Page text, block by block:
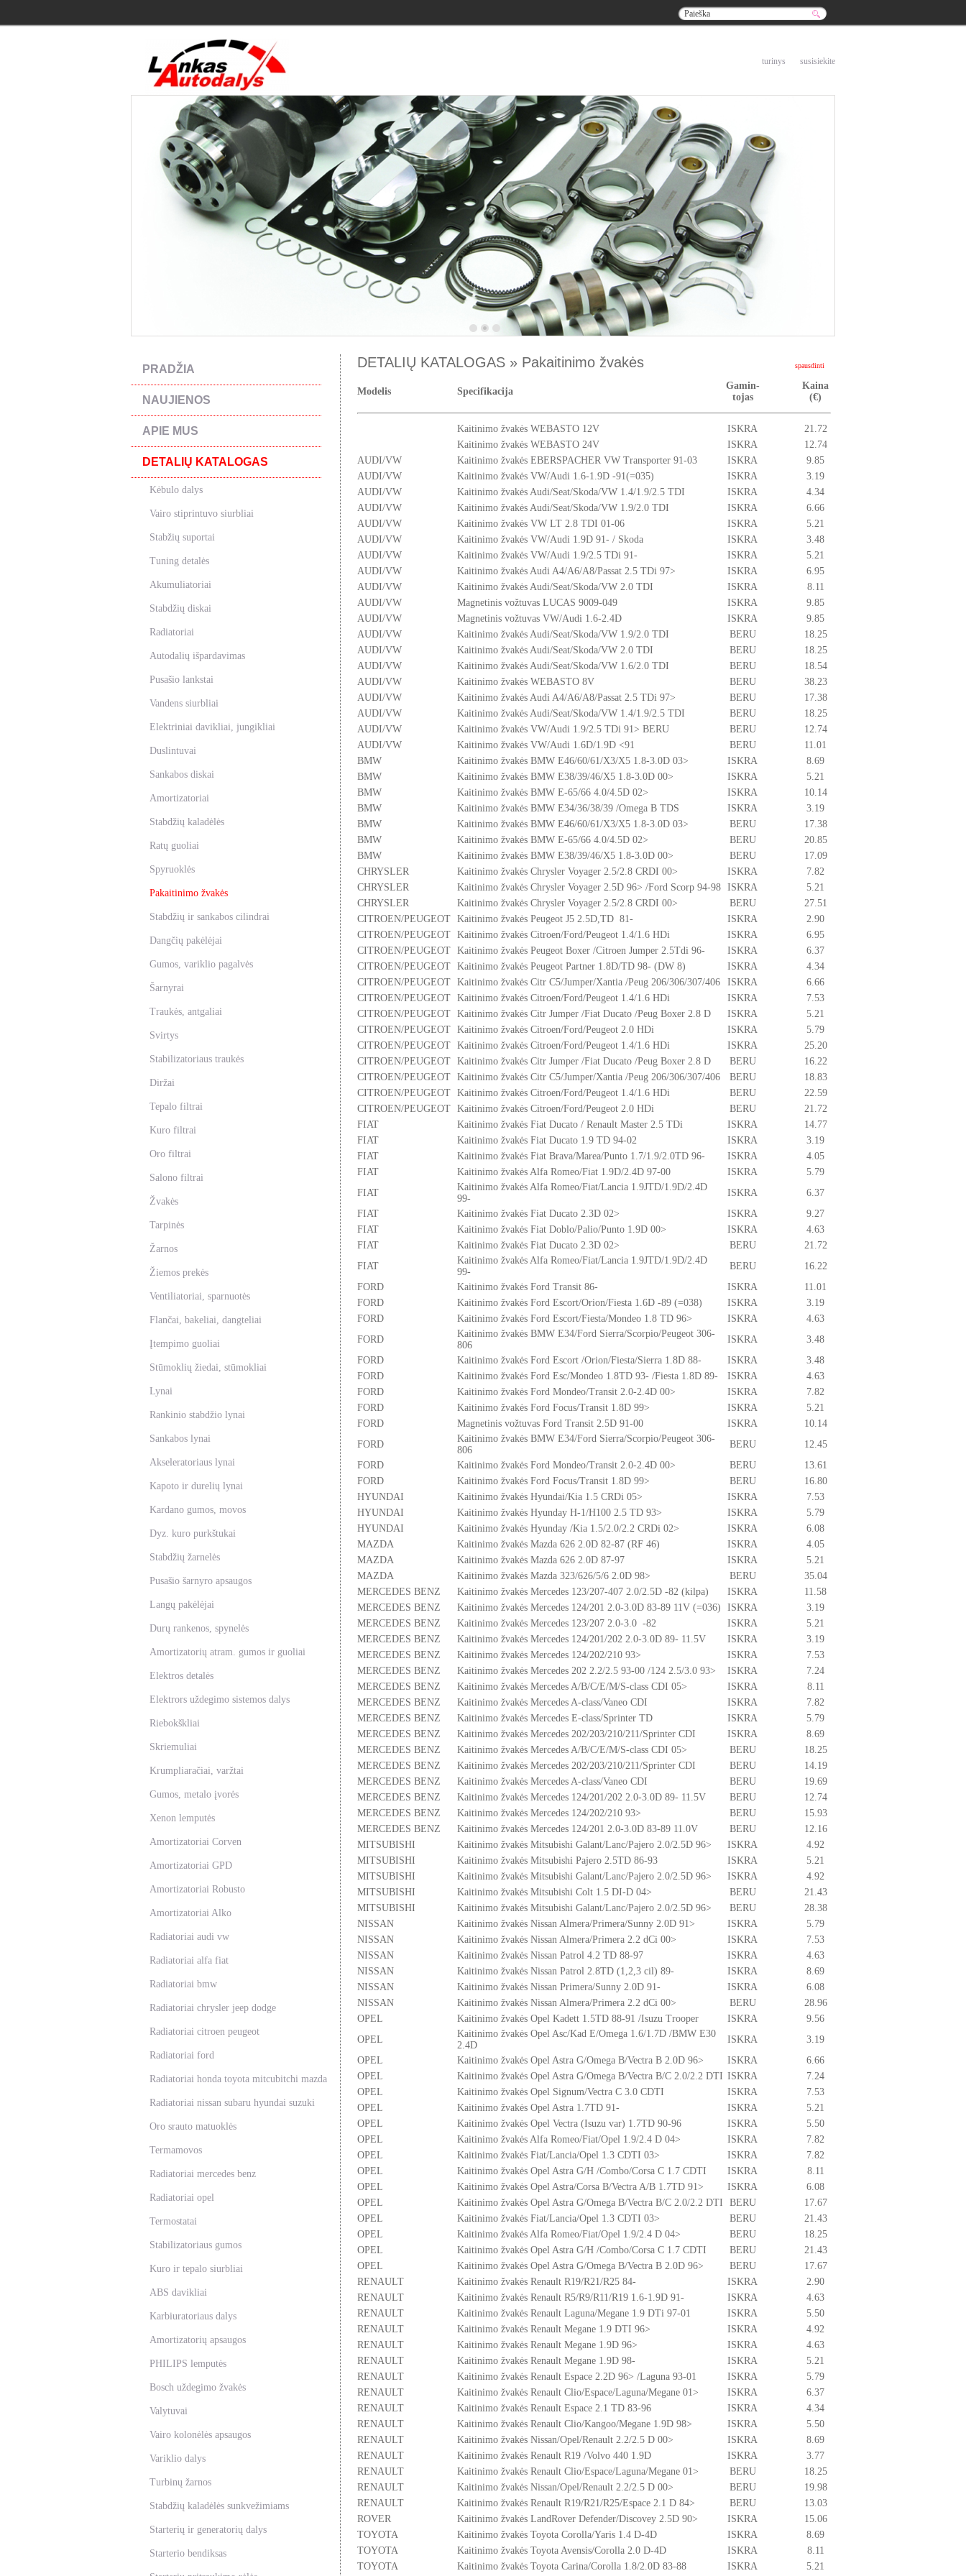
susisiekite
turinys
PRADŽIA
NAUJIENOS
APIE MUS
DETALIŲ KATALOGAS
Kėbulo dalys
Vairo stiprintuvo siurbliai
Stabžių suportai
Tuning detalės
Akumuliatoriai
Stabdžių diskai
Radiatoriai
Autodalių išpardavimas
Pusašio lankstai
Vandens siurbliai
Elektriniai davikliai, jungikliai
Duslintuvai
Sankabos diskai
Amortizatoriai
Stabdžių kaladėlės
Ratų guoliai
Spyruoklės
Pakaitinimo žvakės
Stabdžių ir sankabos cilindrai
Dangčių pakėlėjai
Gumos, variklio pagalvės
Šarnyrai
Traukės, antgaliai
Svirtys
Stabilizatoriaus traukės
Diržai
Tepalo filtrai
Kuro filtrai
Oro filtrai
Salono filtrai
Žvakės
Tarpinės
Žarnos
Žiemos prekės
Ventiliatoriai, sparnuotės
Flančai, bakeliai, dangteliai
Įtempimo guoliai
Stūmoklių žiedai, stūmokliai
Lynai
Rankinio stabdžio lynai
Sankabos lynai
Akseleratoriaus lynai
Kapoto ir durelių lynai
Kardano gumos, movos
Dyz. kuro purkštukai
Stabdžių žarnelės
Pusašio šarnyro apsaugos
Langų pakėlėjai
Durų rankenos, spynelės
Amortizatorių atram. gumos ir guoliai
Elektros detalės
Elektrors uždegimo sistemos dalys
Riebokškliai
Skriemuliai
Krumpliaračiai, varžtai
Gumos, metalo įvorės
Xenon lemputės
Amortizatoriai Corven
Amortizatoriai GPD
Amortizatoriai Robusto
Amortizatoriai Alko
Radiatoriai audi vw
Radiatoriai alfa fiat
Radiatoriai bmw
Radiatoriai chrysler jeep dodge
Radiatoriai citroen peugeot
Radiatoriai ford
Radiatoriai honda toyota mitcubitchi mazda
Radiatoriai nissan subaru hyundai suzuki
Oro srauto matuoklės
Termamovos
Radiatoriai mercedes benz
Radiatoriai opel
Termostatai
Stabilizatoriaus gumos
Kuro ir tepalo siurbliai
ABS davikliai
Karbiuratoriaus dalys
Amortizatorių apsaugos
PHILIPS lemputės
Bosch uždegimo žvakės
Valytuvai
Vairo kolonėlės apsaugos
Variklio dalys
Turbinų žarnos
Stabdžių kaladėlės sunkvežimiams
Starterių ir generatorių dalys
Starterio bendiksas
DETALIŲ KATALOGAS » Pakaitinimo žvakės spausdinti
Modelis Specifikacija
Gamin-
tojas
Kaina
(€)
Kaitinimo žvakės WEBASTO 12V ISKRA
21.72
Kaitinimo žvakės WEBASTO 24V
ISKRA
12.74
AUDI/VW
Kaitinimo žvakės EBERSPACHER VW Transporter 91-03 ISKRA
9.85
AUDI/VW
Kaitinimo žvakės VW/Audi 1.6-1.9D -91(=035) ISKRA
3.19
AUDI/VW
Kaitinimo žvakės Audi/Seat/Skoda/VW 1.4/1.9/2.5 TDI ISKRA
4.34
AUDI/VW
Kaitinimo žvakės Audi/Seat/Skoda/VW 1.9/2.0 TDI ISKRA
6.66
AUDI/VW
Kaitinimo žvakės VW LT 2.8 TDI 01-06 ISKRA
5.21
AUDI/VW
Kaitinimo žvakės VW/Audi 1.9D 91- / Skoda ISKRA
3.48
AUDI/VW
Kaitinimo žvakės VW/Audi 1.9/2.5 TDi 91- ISKRA
5.21
AUDI/VW
Kaitinimo žvakės Audi A4/A6/A8/Passat 2.5 TDi 97> ISKRA
6.95
AUDI/VW
Kaitinimo žvakės Audi/Seat/Skoda/VW 2.0 TDI ISKRA
8.11
AUDI/VW
Magnetinis vožtuvas LUCAS 9009-049 ISKRA
9.85
AUDI/VW
Magnetinis vožtuvas VW/Audi 1.6-2.4D ISKRA
9.85
AUDI/VW
Kaitinimo žvakės Audi/Seat/Skoda/VW 1.9/2.0 TDI BERU
18.25
AUDI/VW
Kaitinimo žvakės Audi/Seat/Skoda/VW 2.0 TDI BERU
18.25
AUDI/VW
Kaitinimo žvakės Audi/Seat/Skoda/VW 1.6/2.0 TDI BERU
18.54
AUDI/VW
Kaitinimo žvakės WEBASTO 8V BERU
38.23
AUDI/VW
Kaitinimo žvakės Audi A4/A6/A8/Passat 2.5 TDi 97> BERU
17.38
AUDI/VW
Kaitinimo žvakės Audi/Seat/Skoda/VW 1.4/1.9/2.5 TDI BERU
18.25
AUDI/VW
Kaitinimo žvakės VW/Audi 1.9/2.5 TDi 91> BERU BERU
12.74
AUDI/VW
Kaitinimo žvakės VW/Audi 1.6D/1.9D <91 BERU
11.01
BMW
Kaitinimo žvakės BMW E46/60/61/X3/X5 1.8-3.0D 03> ISKRA
8.69
BMW
Kaitinimo žvakės BMW E38/39/46/X5 1.8-3.0D 00> ISKRA
5.21
BMW
Kaitinimo žvakės BMW E-65/66 4.0/4.5D 02> ISKRA
10.14
BMW
Kaitinimo žvakės BMW E34/36/38/39 /Omega B TDS ISKRA
3.19
BMW
Kaitinimo žvakės BMW E46/60/61/X3/X5 1.8-3.0D 03> BERU
17.38
BMW
Kaitinimo žvakės BMW E-65/66 4.0/4.5D 02> BERU
20.85
BMW
Kaitinimo žvakės BMW E38/39/46/X5 1.8-3.0D 00> BERU
17.09
CHRYSLER
Kaitinimo žvakės Chrysler Voyager 2.5/2.8 CRDI 00> ISKRA
7.82
CHRYSLER
Kaitinimo žvakės Chrysler Voyager 2.5D 96> /Ford Scorp 94-98 ISKRA
5.21
CHRYSLER
Kaitinimo žvakės Chrysler Voyager 2.5/2.8 CRDI 00> BERU
27.51
CITROEN/PEUGEOT Kaitinimo žvakės Peugeot J5 2.5D,TD 81- ISKRA
2.90
CITROEN/PEUGEOT Kaitinimo žvakės Citroen/Ford/Peugeot 1.4/1.6 HDi ISKRA
6.95
CITROEN/PEUGEOT Kaitinimo žvakės Peugeot Boxer /Citroen Jumper 2.5Tdi 96- ISKRA
6.37
CITROEN/PEUGEOT Kaitinimo žvakės Peugeot Partner 1.8D/TD 98- (DW 8) ISKRA
4.34
CITROEN/PEUGEOT Kaitinimo žvakės Citr C5/Jumper/Xantia /Peug 206/306/307/406 ISKRA
6.66
CITROEN/PEUGEOT Kaitinimo žvakės Citroen/Ford/Peugeot 1.4/1.6 HDi ISKRA
7.53
CITROEN/PEUGEOT Kaitinimo žvakės Citr Jumper /Fiat Ducato /Peug Boxer 2.8 D ISKRA
5.21
CITROEN/PEUGEOT Kaitinimo žvakės Citroen/Ford/Peugeot 2.0 HDi ISKRA
5.79
CITROEN/PEUGEOT Kaitinimo žvakės Citroen/Ford/Peugeot 1.4/1.6 HDi ISKRA
25.20
CITROEN/PEUGEOT Kaitinimo žvakės Citr Jumper /Fiat Ducato /Peug Boxer 2.8 D BERU
16.22
CITROEN/PEUGEOT Kaitinimo žvakės Citr C5/Jumper/Xantia /Peug 206/306/307/406 BERU
18.83
CITROEN/PEUGEOT Kaitinimo žvakės Citroen/Ford/Peugeot 1.4/1.6 HDi BERU
22.59
CITROEN/PEUGEOT Kaitinimo žvakės Citroen/Ford/Peugeot 2.0 HDi BERU
21.72
FIAT
Kaitinimo žvakės Fiat Ducato / Renault Master 2.5 TDi ISKRA
14.77
FIAT
Kaitinimo žvakės Fiat Ducato 1.9 TD 94-02 ISKRA
3.19
FIAT
Kaitinimo žvakės Fiat Brava/Marea/Punto 1.7/1.9/2.0TD 96- ISKRA
4.05
FIAT
Kaitinimo žvakės Alfa Romeo/Fiat 1.9D/2.4D 97-00 ISKRA
5.79
FIAT
Kaitinimo žvakės Alfa Romeo/Fiat/Lancia 1.9JTD/1.9D/2.4D
99-
ISKRA
6.37
FIAT
Kaitinimo žvakės Fiat Ducato 2.3D 02> ISKRA
9.27
FIAT
Kaitinimo žvakės Fiat Doblo/Palio/Punto 1.9D 00> ISKRA
4.63
FIAT
Kaitinimo žvakės Fiat Ducato 2.3D 02> BERU
21.72
FIAT
Kaitinimo žvakės Alfa Romeo/Fiat/Lancia 1.9JTD/1.9D/2.4D
99-
BERU
16.22
FORD
Kaitinimo žvakės Ford Transit 86- ISKRA
11.01
FORD
Kaitinimo žvakės Ford Escort/Orion/Fiesta 1.6D -89 (=038) ISKRA
3.19
FORD
Kaitinimo žvakės Ford Escort/Fiesta/Mondeo 1.8 TD 96> ISKRA
4.63
FORD
Kaitinimo žvakės BMW E34/Ford Sierra/Scorpio/Peugeot 306-
806
ISKRA
3.48
FORD
Kaitinimo žvakės Ford Escort /Orion/Fiesta/Sierra 1.8D 88- ISKRA
3.48
FORD
Kaitinimo žvakės Ford Esc/Mondeo 1.8TD 93- /Fiesta 1.8D 89- ISKRA
4.63
FORD
Kaitinimo žvakės Ford Mondeo/Transit 2.0-2.4D 00> ISKRA
7.82
FORD
Kaitinimo žvakės Ford Focus/Transit 1.8D 99> ISKRA
5.21
FORD
Magnetinis vožtuvas Ford Transit 2.5D 91-00 ISKRA
10.14
FORD
Kaitinimo žvakės BMW E34/Ford Sierra/Scorpio/Peugeot 306-
806
BERU
12.45
FORD
Kaitinimo žvakės Ford Mondeo/Transit 2.0-2.4D 00> BERU
13.61
FORD
Kaitinimo žvakės Ford Focus/Transit 1.8D 99> BERU
16.80
HYUNDAI
Kaitinimo žvakės Hyundai/Kia 1.5 CRDi 05> ISKRA
7.53
HYUNDAI
Kaitinimo žvakės Hyunday H-1/H100 2.5 TD 93> ISKRA
5.79
HYUNDAI
Kaitinimo žvakės Hyunday /Kia 1.5/2.0/2.2 CRDi 02> ISKRA
6.08
MAZDA
Kaitinimo žvakės Mazda 626 2.0D 82-87 (RF 46) ISKRA
4.05
MAZDA
Kaitinimo žvakės Mazda 626 2.0D 87-97 ISKRA
5.21
MAZDA
Kaitinimo žvakės Mazda 323/626/5/6 2.0D 98> BERU
35.04
MERCEDES BENZ
Kaitinimo žvakės Mercedes 123/207-407 2.0/2.5D -82 (kilpa) ISKRA
11.58
MERCEDES BENZ
Kaitinimo žvakės Mercedes 124/201 2.0-3.0D 83-89 11V (=036) ISKRA
3.19
MERCEDES BENZ
Kaitinimo žvakės Mercedes 123/207 2.0-3.0 -82 ISKRA
5.21
MERCEDES BENZ
Kaitinimo žvakės Mercedes 124/201/202 2.0-3.0D 89- 11.5V ISKRA
3.19
MERCEDES BENZ
Kaitinimo žvakės Mercedes 124/202/210 93> ISKRA
7.53
MERCEDES BENZ
Kaitinimo žvakės Mercedes 202 2.2/2.5 93-00 /124 2.5/3.0 93> ISKRA
7.24
MERCEDES BENZ
Kaitinimo žvakės Mercedes A/B/C/E/M/S-class CDI 05> ISKRA
8.11
MERCEDES BENZ
Kaitinimo žvakės Mercedes A-class/Vaneo CDI ISKRA
7.82
MERCEDES BENZ
Kaitinimo žvakės Mercedes E-class/Sprinter TD ISKRA
5.79
MERCEDES BENZ
Kaitinimo žvakės Mercedes 202/203/210/211/Sprinter CDI ISKRA
8.69
MERCEDES BENZ
Kaitinimo žvakės Mercedes A/B/C/E/M/S-class CDI 05> BERU
18.25
MERCEDES BENZ
Kaitinimo žvakės Mercedes 202/203/210/211/Sprinter CDI BERU
14.19
MERCEDES BENZ
Kaitinimo žvakės Mercedes A-class/Vaneo CDI BERU
19.69
MERCEDES BENZ
Kaitinimo žvakės Mercedes 124/201/202 2.0-3.0D 89- 11.5V BERU
12.74
MERCEDES BENZ
Kaitinimo žvakės Mercedes 124/202/210 93> BERU
15.93
MERCEDES BENZ
Kaitinimo žvakės Mercedes 124/201 2.0-3.0D 83-89 11.0V BERU
12.16
MITSUBISHI
Kaitinimo žvakės Mitsubishi Galant/Lanc/Pajero 2.0/2.5D 96> ISKRA
4.92
MITSUBISHI
Kaitinimo žvakės Mitsubishi Pajero 2.5TD 86-93 ISKRA
5.21
MITSUBISHI
Kaitinimo žvakės Mitsubishi Galant/Lanc/Pajero 2.0/2.5D 96> ISKRA
4.92
MITSUBISHI
Kaitinimo žvakės Mitsubishi Colt 1.5 DI-D 04> BERU
21.43
MITSUBISHI
Kaitinimo žvakės Mitsubishi Galant/Lanc/Pajero 2.0/2.5D 96> BERU
28.38
NISSAN
Kaitinimo žvakės Nissan Almera/Primera/Sunny 2.0D 91> ISKRA
5.79
NISSAN
Kaitinimo žvakės Nissan Almera/Primera 2.2 dCi 00> ISKRA
7.53
NISSAN
Kaitinimo žvakės Nissan Patrol 4.2 TD 88-97 ISKRA
4.63
NISSAN
Kaitinimo žvakės Nissan Patrol 2.8TD (1,2,3 cil) 89- ISKRA
8.69
NISSAN
Kaitinimo žvakės Nissan Primera/Sunny 2.0D 91- ISKRA
6.08
NISSAN
Kaitinimo žvakės Nissan Almera/Primera 2.2 dCi 00> BERU
28.96
OPEL
Kaitinimo žvakės Opel Kadett 1.5TD 88-91 /Isuzu Trooper ISKRA
9.56
OPEL
Kaitinimo žvakės Opel Asc/Kad E/Omega 1.6/1.7D /BMW E30
2.4D
ISKRA
3.19
OPEL
Kaitinimo žvakės Opel Astra G/Omega B/Vectra B 2.0D 96> ISKRA
6.66
OPEL
Kaitinimo žvakės Opel Astra G/Omega B/Vectra B/C 2.0/2.2 DTI ISKRA
7.24
OPEL
Kaitinimo žvakės Opel Signum/Vectra C 3.0 CDTI ISKRA
7.53
OPEL
Kaitinimo žvakės Opel Astra 1.7TD 91- ISKRA
5.21
OPEL
Kaitinimo žvakės Opel Vectra (Isuzu var) 1.7TD 90-96 ISKRA
5.50
OPEL
Kaitinimo žvakės Alfa Romeo/Fiat/Opel 1.9/2.4 D 04> ISKRA
7.82
OPEL
Kaitinimo žvakės Fiat/Lancia/Opel 1.3 CDTI 03> ISKRA
7.82
OPEL
Kaitinimo žvakės Opel Astra G/H /Combo/Corsa C 1.7 CDTI ISKRA
8.11
OPEL
Kaitinimo žvakės Opel Astra/Corsa B/Vectra A/B 1.7TD 91> ISKRA
6.08
OPEL
Kaitinimo žvakės Opel Astra G/Omega B/Vectra B/C 2.0/2.2 DTI BERU
17.67
OPEL
Kaitinimo žvakės Fiat/Lancia/Opel 1.3 CDTI 03> BERU
21.43
OPEL
Kaitinimo žvakės Alfa Romeo/Fiat/Opel 1.9/2.4 D 04> BERU
18.25
OPEL
Kaitinimo žvakės Opel Astra G/H /Combo/Corsa C 1.7 CDTI BERU
21.43
OPEL
Kaitinimo žvakės Opel Astra G/Omega B/Vectra B 2.0D 96> BERU
17.67
RENAULT
Kaitinimo žvakės Renault R19/R21/R25 84- ISKRA
2.90
RENAULT
Kaitinimo žvakės Renault R5/R9/R11/R19 1.6-1.9D 91- ISKRA
4.63
RENAULT
Kaitinimo žvakės Renault Laguna/Megane 1.9 DTi 97-01 ISKRA
5.50
RENAULT
Kaitinimo žvakės Renault Megane 1.9 DTI 96> ISKRA
4.92
RENAULT
Kaitinimo žvakės Renault Megane 1.9D 96> ISKRA
4.63
RENAULT
Kaitinimo žvakės Renault Megane 1.9D 98- ISKRA
5.21
RENAULT
Kaitinimo žvakės Renault Espace 2.2D 96> /Laguna 93-01 ISKRA
5.79
RENAULT
Kaitinimo žvakės Renault Clio/Espace/Laguna/Megane 01> ISKRA
6.37
RENAULT
Kaitinimo žvakės Renault Espace 2.1 TD 83-96 ISKRA
4.34
RENAULT
Kaitinimo žvakės Renault Clio/Kangoo/Megane 1.9D 98> ISKRA
5.50
RENAULT
Kaitinimo žvakės Nissan/Opel/Renault 2.2/2.5 D 00> ISKRA
8.69
RENAULT
Kaitinimo žvakės Renault R19 /Volvo 440 1.9D ISKRA
3.77
RENAULT
Kaitinimo žvakės Renault Clio/Espace/Laguna/Megane 01> BERU
18.25
RENAULT
Kaitinimo žvakės Nissan/Opel/Renault 2.2/2.5 D 00> BERU
19.98
RENAULT
Kaitinimo žvakės Renault R19/R21/R25/Espace 2.1 D 84> BERU
13.03
ROVER
Kaitinimo žvakės LandRover Defender/Discovey 2.5D 90> ISKRA
15.06
TOYOTA
Kaitinimo žvakės Toyota Corolla/Yaris 1.4 D-4D ISKRA
8.69
TOYOTA
Kaitinimo žvakės Toyota Avensis/Corolla 2.0 D-4D ISKRA
8.11
TOYOTA
Kaitinimo žvakės Toyota Carina/Corolla 1.8/2.0D 83-88 ISKRA 5.21